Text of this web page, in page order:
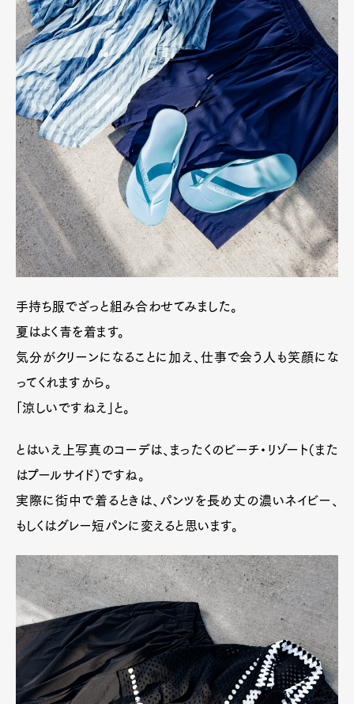
手持ち服でざっと組み合わせてみました。
夏はよく青を着ます。
気分がクリーンになることに加え、仕事で会う人も笑顔にな
ってくれますから。
「涼しいですねえ」と。
とはいえ上写真のコーデは、まったくのビーチ・リゾート（また
はプールサイド）ですね。
実際に街中で着るときは、パンツを長め丈の濃いネイビー、
もしくはグレー短パンに変えると思います。